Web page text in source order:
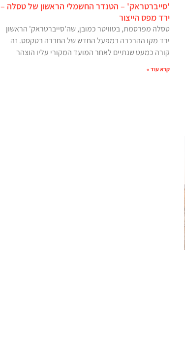
'סייברטראק' – הטנדר החשמלי הראשון של טסלה –
ירד מפס הייצור
טסלה מפרסמת, בטוויטר כמובן, שה'סייברטראק' הראשון
ירד מקו ההרכבה במפעל החדש של החברה בטקסס. זה
קורה כמעט שנתיים לאחר המועד המקורי עליו הוצהר
קרא עוד »